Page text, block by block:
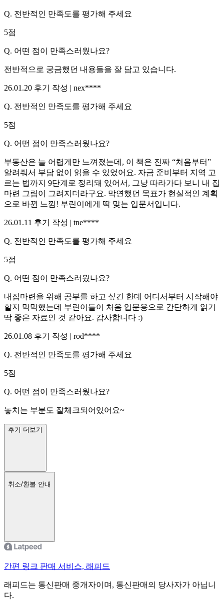
Q. 전반적인 만족도를 평가해 주세요
5점
Q. 어떤 점이 만족스러웠나요?
전반적으로 궁금했던 내용들을 잘 담고 있습니다.
26.01.20 후기 작성 | nex****
Q. 전반적인 만족도를 평가해 주세요
5점
Q. 어떤 점이 만족스러웠나요?
부동산은 늘 어렵게만 느껴졌는데, 이 책은 진짜 “처음부터”
알려줘서 부담 없이 읽을 수 있었어요. 자금 준비부터 지역 고
르는 법까지 9단계로 정리돼 있어서, 그냥 따라가다 보니 내 집
마련 그림이 그려지더라구요. 막연했던 목표가 현실적인 계획
으로 바뀐 느낌! 부린이에게 딱 맞는 입문서입니다.
26.01.11 후기 작성 | tne****
Q. 전반적인 만족도를 평가해 주세요
5점
Q. 어떤 점이 만족스러웠나요?
내집마련을 위해 공부를 하고 싶긴 한데 어디서부터 시작해야
할지 막막했는데 부린이들이 처음 입문용으로 간단하게 읽기
딱 좋은 자료인 것 같아요. 감사합니다 :)
26.01.08 후기 작성 | rod****
Q. 전반적인 만족도를 평가해 주세요
5점
Q. 어떤 점이 만족스러웠나요?
놓치는 부분도 잘체크되어있어요~
후기 더보기
취소/환불 안내
간편 링크 판매 서비스, 래피드
래피드는 통신판매 중개자이며, 통신판매의 당사자가 아닙니
다.